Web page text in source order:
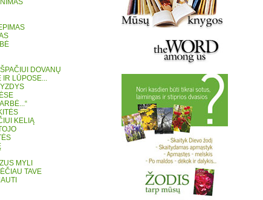
DOVANŲ
LŪPOSE...
KELIĄ
MYLI
TAVE